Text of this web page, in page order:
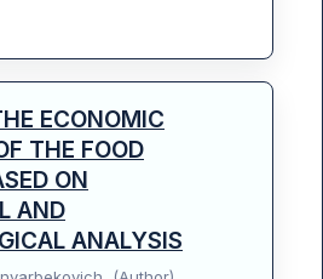
ECONOMIC
THE FOOD
ON
AND
ANALYSIS